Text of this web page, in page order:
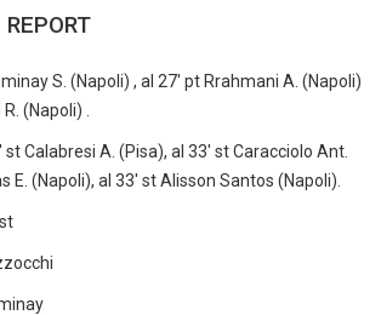
S. (Napoli) , al 27′ pt Rrahmani A. (Napoli)
(Napoli) .
st Calabresi A. (Pisa), al 33′ st Caracciolo Ant.
E. (Napoli), al 33′ st Alisson Santos (Napoli).